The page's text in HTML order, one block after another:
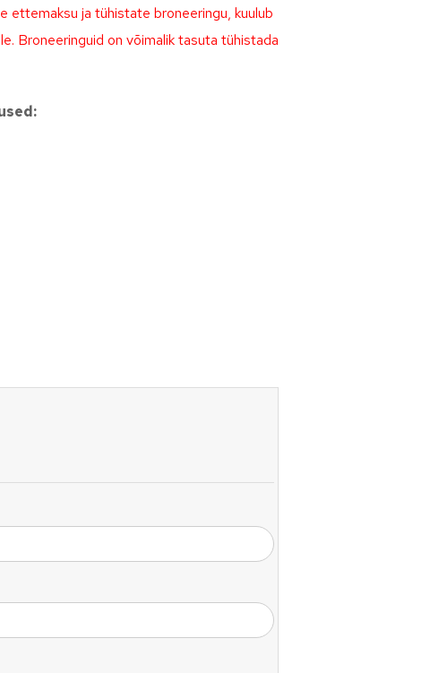
ettemaksu ja tühistate broneeringu, kuulub
Broneeringuid on võimalik tasuta tühistada